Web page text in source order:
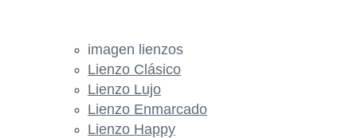
imagen lienzos
Lienzo Clásico
Lienzo Lujo
Lienzo Enmarcado
Lienzo Happy